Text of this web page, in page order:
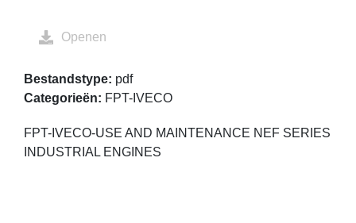
FPT-IVECO-USE AND MAINTENANCE NEF SERIES
INDUSTRIAL ENGINES
Openen
Bestandstype: pdf
Categorieën: FPT-IVECO